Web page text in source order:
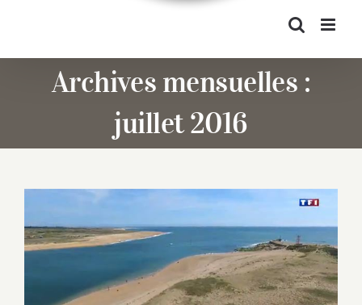
Archives mensuelles :
juillet 2016
La Ria d’Etel au JT 20H sur TF1